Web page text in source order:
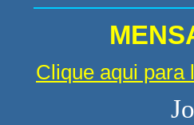
Clique aqui para